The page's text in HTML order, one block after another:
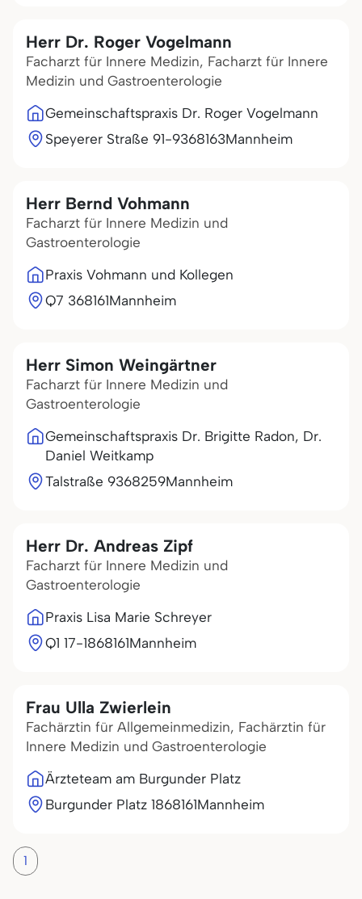
Herr Dr. Roger Vogelmann
Facharzt für Innere Medizin, Facharzt für Innere
Medizin und Gastroenterologie
Gemeinschaftspraxis Dr. Roger Vogelmann
Speyerer Straße 91-9368163Mannheim
Herr Bernd Vohmann
Facharzt für Innere Medizin und
Gastroenterologie
Praxis Vohmann und Kollegen
Q7 368161Mannheim
Herr Simon Weingärtner
Facharzt für Innere Medizin und
Gastroenterologie
Gemeinschaftspraxis Dr. Brigitte Radon, Dr.
Daniel Weitkamp
Talstraße 9368259Mannheim
Herr Dr. Andreas Zipf
Facharzt für Innere Medizin und
Gastroenterologie
Praxis Lisa Marie Schreyer
Q1 17-1868161Mannheim
Frau Ulla Zwierlein
Fachärztin für Allgemeinmedizin, Fachärztin für
Innere Medizin und Gastroenterologie
Ärzteteam am Burgunder Platz
Burgunder Platz 1868161Mannheim
1